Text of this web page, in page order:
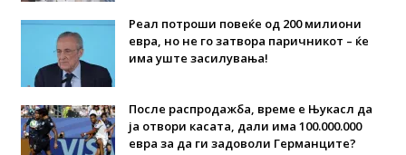
Реал потроши повеќе од 200 милиони
евра, но не го затвора паричникот – ќе
има уште засилувања!
После распродажба, време е Њукасл да
ја отвори касата, дали има 100.000.000
евра за да ги задоволи Германците?